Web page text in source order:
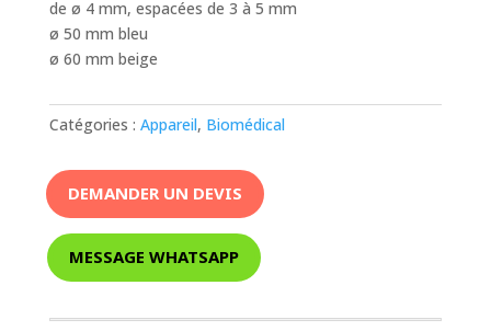
de ø 4 mm, espacées de 3 à 5 mm
ø 50 mm bleu
ø 60 mm beige
Catégories : Appareil, Biomédical
DEMANDER UN DEVIS
MESSAGE WHATSAPP